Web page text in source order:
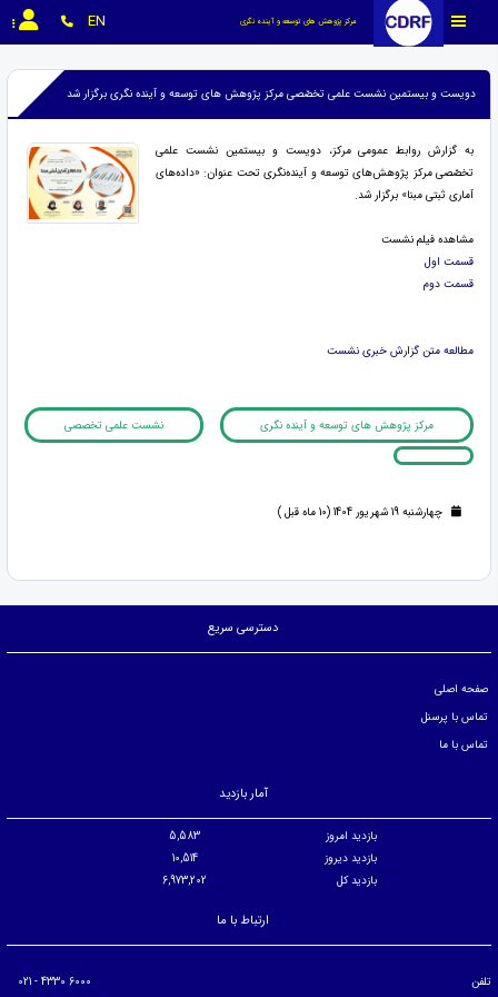
مرکز پژوهش های توسعه و آینده نگری EN
دویست و بیستمین نشست علمی تخصّصی مرکز پژوهش های توسعه و آینده نگری برگزار شد
به گزارش روابط عمومی مرکز، دویست و بیستمین نشست علمی
تخصّصی مرکز پژوهش‌های توسعه و آینده‌نگری تحت عنوان: «داده‌های
آماری ثبتی مبنا» برگزار شد.
مشاهده فیلم نشست
قسمت اول
قسمت دوم
مطالعه متن گزارش خبری نشست
مرکز پژوهش های توسعه و آینده نگری نشست علمی تخصصی
چهارشنبه 19 شهریور 1404 (10 ماه قبل )
دسترسی سریع
صفحه اصلی
تماس با پرسنل
تماس با ما
آمار بازدید
بازدید امروز
5,583
بازدید دیروز
10,514
بازدید کل
6,973,202
ارتباط با ما
تلفن